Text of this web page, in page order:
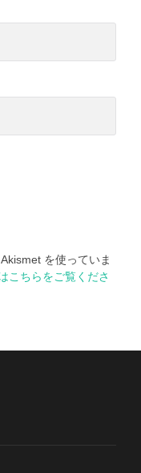
を使っていま
こちらをご覧くださ